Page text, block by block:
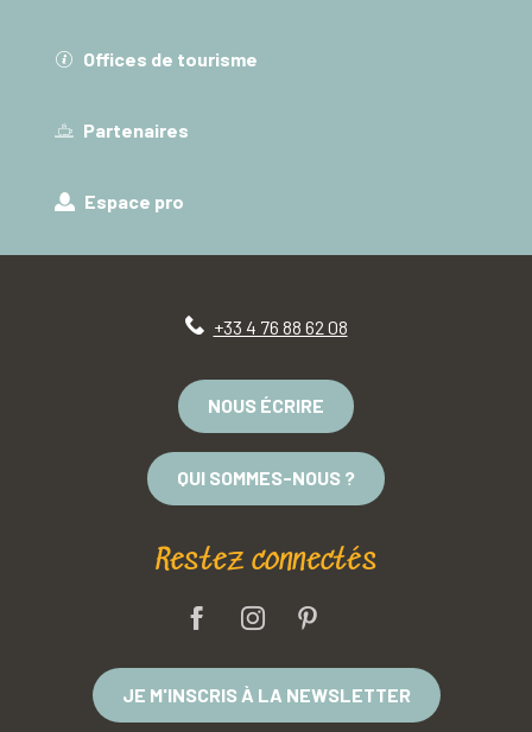
Offices de tourisme
Partenaires
Espace pro
+33 4 76 88 62 08
NOUS ÉCRIRE
QUI SOMMES-NOUS ?
Restez connectés
JE M'INSCRIS À LA NEWSLETTER